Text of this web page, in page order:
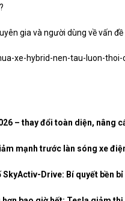
gia và người dùng về vấn đề
xe-hybrid-nen-tau-luon-
– thay đổi toàn diện, nâng
mạnh trước làn sóng xe
SkyActiv-Drive: Bí quyết bền